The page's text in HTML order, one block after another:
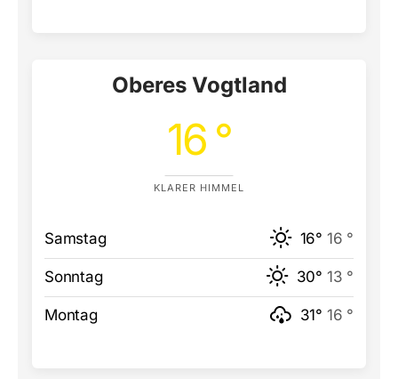
Oberes Vogtland
16 °
KLARER HIMMEL
Samstag 16° 16 °
Sonntag 30° 13 °
Montag 31° 16 °